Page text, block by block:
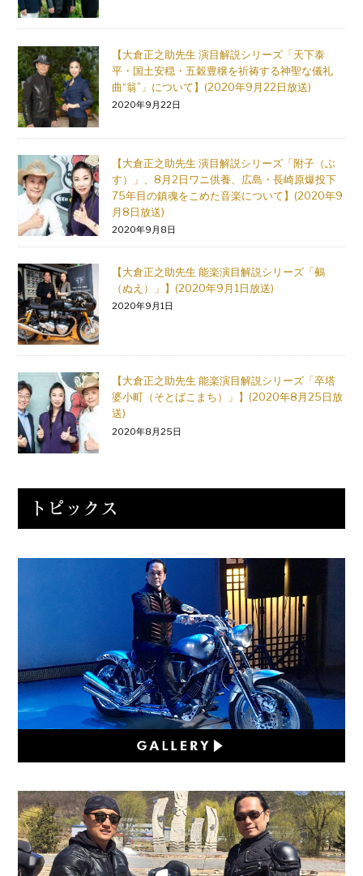
【大倉正之助先生 演目解説シリーズ「天下泰
平・国土安穏・五穀豊穣を祈祷する神聖な儀礼
曲“翁”」について】(2020年9月22日放送)
2020年9月22日
【大倉正之助先生 演目解説シリーズ「附子（ぶ
す）」、8月2日ワニ供養、広島・長崎原爆投下
75年目の鎮魂をこめた音楽について】(2020年9
月8日放送)
2020年9月8日
【大倉正之助先生 能楽演目解説シリーズ「鵺
（ぬえ）」】(2020年9月1日放送)
2020年9月1日
【大倉正之助先生 能楽演目解説シリーズ「卒塔
婆小町（そとばこまち）」】(2020年8月25日放
送)
2020年8月25日